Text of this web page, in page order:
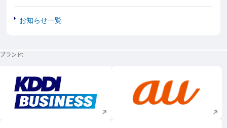
お知らせ一覧
ブランド
新規ウィンドウで開く 新規ウィンドウで